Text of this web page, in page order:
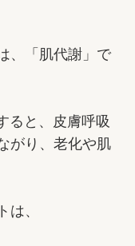
、「肌代謝」で
ると、皮膚呼吸
がり、老化や肌
は、